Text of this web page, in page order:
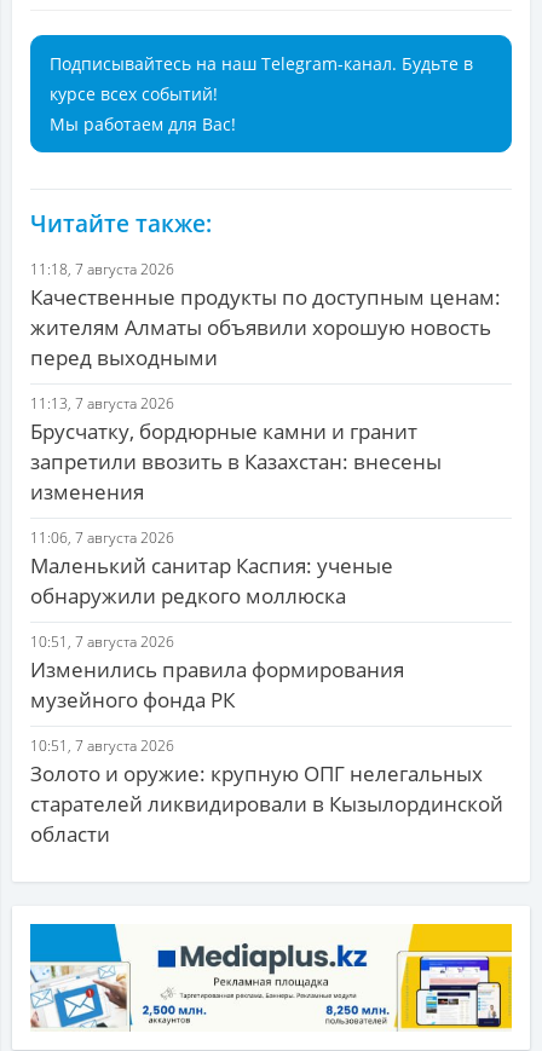
Подписывайтесь на наш Telegram-канал. Будьте в
курсе всех событий!
Мы работаем для Вас!
Читайте также:
11:18, 7 августа 2026
Качественные продукты по доступным ценам:
жителям Алматы объявили хорошую новость
перед выходными
11:13, 7 августа 2026
Брусчатку, бордюрные камни и гранит
запретили ввозить в Казахстан: внесены
изменения
11:06, 7 августа 2026
Маленький санитар Каспия: ученые
обнаружили редкого моллюска
10:51, 7 августа 2026
Изменились правила формирования
музейного фонда РК
10:51, 7 августа 2026
Золото и оружие: крупную ОПГ нелегальных
старателей ликвидировали в Кызылординской
области